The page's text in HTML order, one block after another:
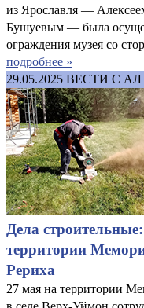
из Ярославля —
Бушуевым — была
ограждения музея со
подробнее »
29.05.2025 ВЕСТИ С
Дела
территории
Рериха
27 мая на территории